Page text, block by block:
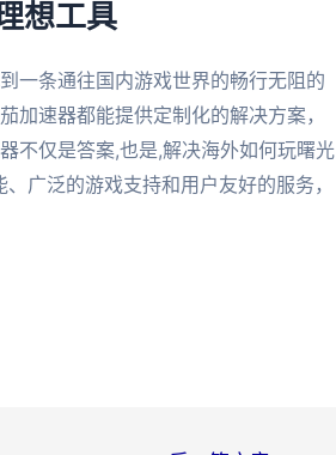
想工具
一条通往国内游戏世界的畅行无阻的
加速器都能提供定制化的解决方案，
不仅是答案,也是,解决海外如何玩曙光
广泛的游戏支持和用户友好的服务，